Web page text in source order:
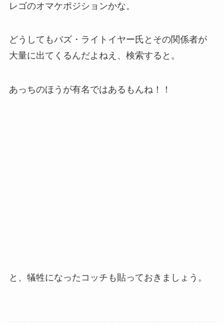
レゴのオマケポジションかな。
どうしてもバズ・ライトイヤー氏 とその関係者が
大量に出てくるんだよねえ、検索すると。
あっちのほうが有名ではあるもんね！！
と、犠牲になったコッチも貼っておきましょう。